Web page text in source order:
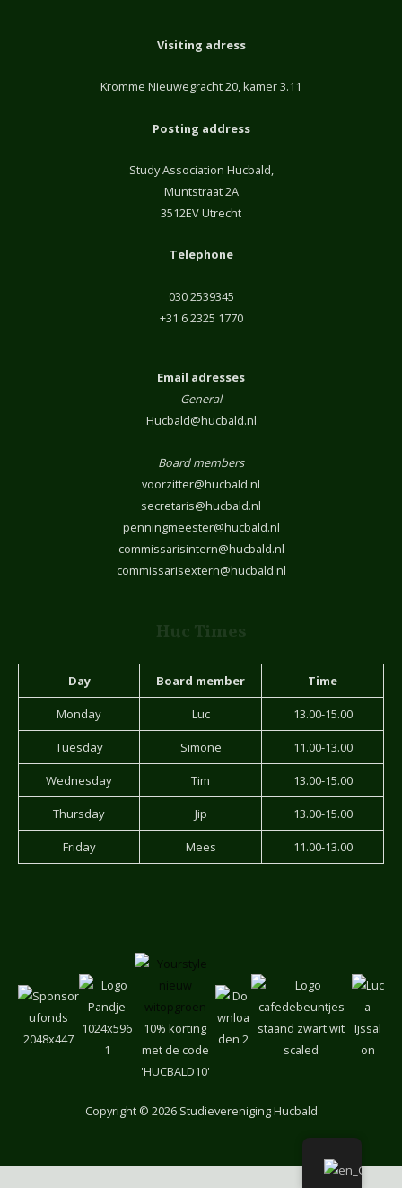
Visiting adress
Kromme Nieuwegracht 20, kamer 3.11
Posting address
Study Association Hucbald,
Muntstraat 2A
3512EV Utrecht
Telephone
030 2539345
+31 6 2325 1770
Email adresses
General
Hucbald@hucbald.nl
Board members
voorzitter@hucbald.nl
secretaris@hucbald.nl
penningmeester@hucbald.nl
commissarisintern@hucbald.nl
commissarisextern@hucbald.nl
Huc Times
Day Board member Time
Monday Luc 13.00-15.00
Tuesday Simone 11.00-13.00
Wednesday Tim 13.00-15.00
Thursday Jip 13.00-15.00
Friday Mees 11.00-13.00
10% korting
met de code
'HUCBALD10'
Copyright© 2026 Studievereniging Hucbald